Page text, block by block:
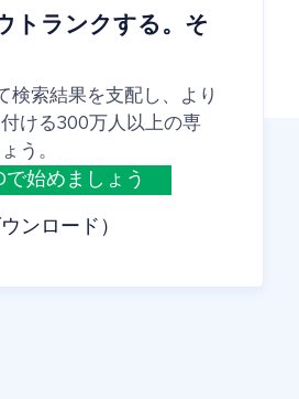
トランクする。そ
検索結果を支配し、より
ける300万人以上の専
う。
で始めましょう
ンロード）